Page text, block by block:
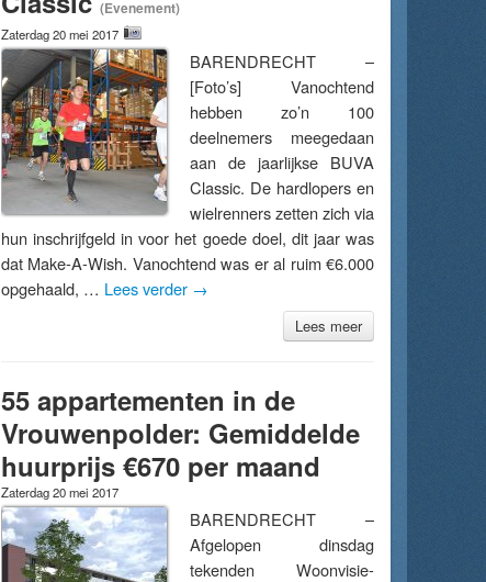
(Evenement)
Zaterdag 20 mei 2017
BARENDRECHT –
[Foto’s] Vanochtend
hebben zo’n 100
deelnemers meegedaan
aan de jaarlijkse BUVA
Classic. De hardlopers en
wielrenners zetten zich via
hun inschrijfgeld in voor het goede doel, dit jaar was
dat Make-A-Wish. Vanochtend was er al ruim €6.000
opgehaald, … Lees verder →
Lees meer
55 appartementen in de
Vrouwenpolder: Gemiddelde
huurprijs €670 per maand
Zaterdag 20 mei 2017
BARENDRECHT –
Afgelopen dinsdag
tekenden Woonvisie-